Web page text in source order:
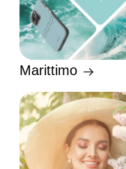
Marittimo